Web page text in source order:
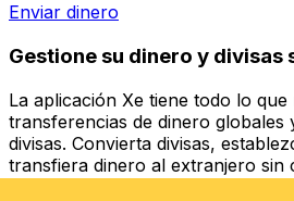
Enviar dinero
Gestione su dinero y divisas
La aplicación Xe tiene todo lo que
transferencias de dinero globales
divisas. Convierta divisas,
transfiera dinero al extranjero sin